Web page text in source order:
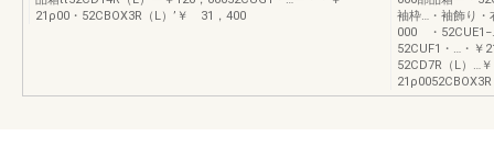
21ρ00・52CBOX3R（L）’￥ 31，400
袖枠…・袖飾り
000 ・
52CUF1・…・￥
52CD7R（L）